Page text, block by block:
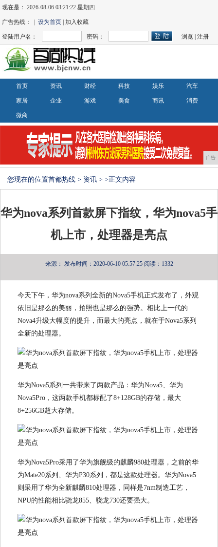
现在是：2026-08-06 03:21:22 星期四
广告热线： |设为首页 | 加入收藏
登陆用户名： 密码： 浏览 |注册
首页 资讯 财经 科技 娱乐 汽车
家居 企业 游戏 美食 商讯 消费
微商
广告
您现在的位置首都热线 > 资讯 > >正文内容
华为nova系列首款屏下指纹，华为nova5手
机上市，处理器是亮点
来源： 发布时间：2020-06-10 05:57:25 阅读：1332
今天下午，华为nova系列全新的Nova5手机正式发布了，外观
依旧是那么的美丽，拍照也是那么的强势。相比上一代的
Nova4升级大幅度的提升，而最大的亮点，就在于Nova5系列
全新的处理器。
华为Nova5系列一共带来了两款产品：华为Nova5、华为
Nova5Pro，这两款手机都标配了8+128GB的存储，最大
8+256GB超大存储。
华为Nova5Pro采用了华为旗舰级的麒麟980处理器，之前的华
为Mate20系列、华为P30系列，都是这款处理器。华为Nova5
则采用了华为全新麒麟810处理器，同样是7nm制造工艺，
NPU的性能相比骁龙855、骁龙730还要强大。